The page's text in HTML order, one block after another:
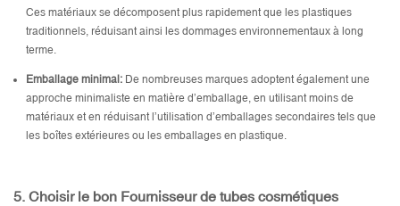
Ces matériaux se décomposent plus rapidement que les plastiques
traditionnels, réduisant ainsi les dommages environnementaux à long
terme.
Emballage minimal: De nombreuses marques adoptent également une
approche minimaliste en matière d’emballage, en utilisant moins de
matériaux et en réduisant l’utilisation d’emballages secondaires tels que
les boîtes extérieures ou les emballages en plastique.
5. Choisir le bon Fournisseur de tubes cosmétiques